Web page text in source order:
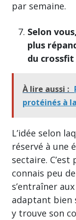
par semaine.
Selon
plus
du crossfit
À lire aussi :
protéinés à
L’idée selon
réservé à une
sectaire. C’est
connais peu
s’entraîner
adaptant bien
y trouve son